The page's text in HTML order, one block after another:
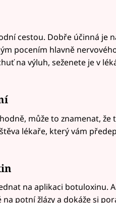
cestou. Dobře účinná je
pocením hlavně
na výluh, seženete je v
může to znamenat,
lékaře, který vám
na aplikaci botuloxinu.
na potní žlázy a dokáže si